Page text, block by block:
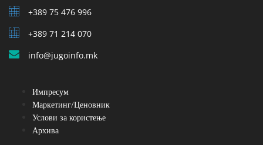
+389 75 476 996
+389 71 214 070
info@jugoinfo.mk
Импресум
Маркетинг/Ценовник
Услови за користење
Архива